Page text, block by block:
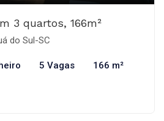
3 quartos, 166m²
do Sul-SC
5 Vagas 166 m²